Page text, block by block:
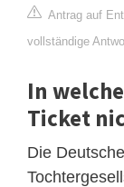
Antrag auf
vollständige
In
Ticket
Die